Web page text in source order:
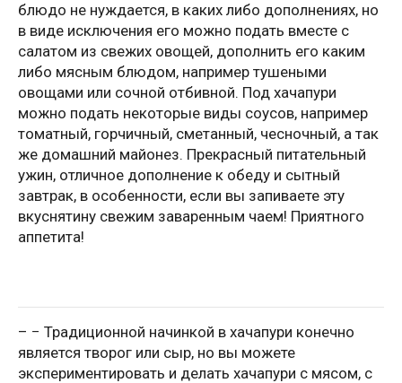
блюдо не нуждается, в каких либо дополнениях, но
в виде исключения его можно подать вместе с
салатом из свежих овощей, дополнить его каким
либо мясным блюдом, например тушеными
овощами или сочной отбивной. Под хачапури
можно подать некоторые виды соусов, например
томатный, горчичный, сметанный, чесночный, а так
же домашний майонез. Прекрасный питательный
ужин, отличное дополнение к обеду и сытный
завтрак, в особенности, если вы запиваете эту
вкуснятину свежим заваренным чаем! Приятного
аппетита!
– − Традиционной начинкой в хачапури конечно
является творог или сыр, но вы можете
экспериментировать и делать хачапури с мясом, с